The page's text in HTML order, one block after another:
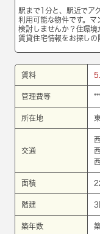
駅まで1分と、駅近でア
利用可能な物件です。マ
検討しませんか？住環境
賃貸住宅情報をお探しの
賃料
管理費等
所在地
交通
面積
階建 3
築年数